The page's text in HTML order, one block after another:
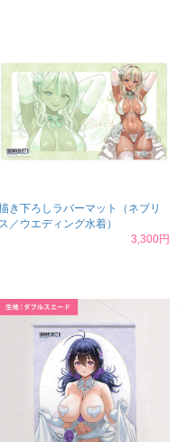
き下ろしラバーマット（ネブリ
ス／ウエディング水着）
3,300円